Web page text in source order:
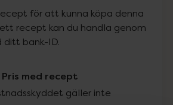
för att kunna köpa denna
recept kan du handla genom
ditt bank-ID.
Pris med recept
gäller inte